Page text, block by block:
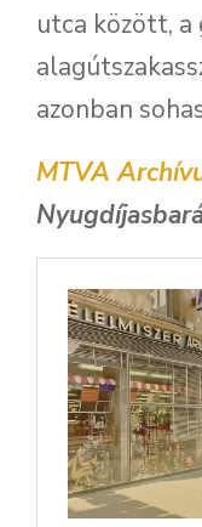
utca között,
azonban
MTVA